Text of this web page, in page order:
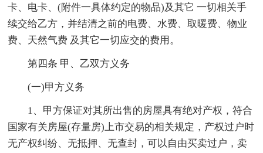
卡、电卡、(附件一具体约定的物品)及其它 一切相关手
续交给乙方，并结清之前的电费、水费、取暖费、物业
费、天然气费 及其它一切应交的费用。
第四条 甲、乙双方义务
(一)甲方义务
1、甲方保证对其所出售的房屋具有绝对产权，符合
国家有关房屋(存量房)上市交易的相关规定，产权过户时
无产权纠纷、无抵押、无查封，可以自由买卖过户，卖